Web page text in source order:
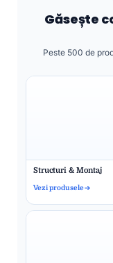
Găsește
Peste 500 de
Structuri & Montaj
Vezi produsele